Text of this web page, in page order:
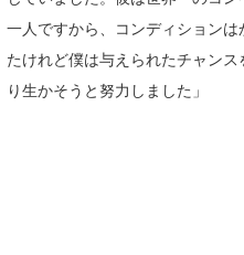
一人ですから、コンディションは
たけれど僕は与えられたチャン
り生かそうと努力しました」